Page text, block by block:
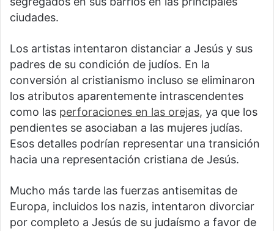
ciudades.
Los artistas intentaron distanciar a Jesús y sus
padres de su condición de judíos. En la
conversión al cristianismo incluso se eliminaron
los atributos aparentemente intrascendentes
como las perforaciones en las orejas, ya que los
pendientes se asociaban a las mujeres judías.
Esos detalles podrían representar una transición
hacia una representación cristiana de Jesús.
Mucho más tarde las fuerzas antisemitas de
Europa, incluidos los nazis, intentaron divorciar
por completo a Jesús de su judaísmo a favor de